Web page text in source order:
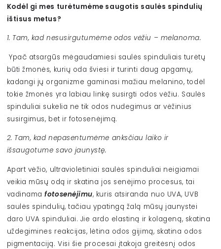
Kodėl gi mes turėtumėme saugotis saulės spindulių
ištisus metus?
1. Tam, kad nesusirgutumėme odos vėžiu – melanoma.
Ypač atsargūs mėgaudamiesi saulės spinduliais turėtų
būti žmonės, kurių oda šviesi ir turinti daug apgamų,
kadangi jų organizme gaminasi mažiau melanino, todėl
tokie žmonės yra labiau linkę susirgti odos vėžiu. Saulės
spinduliai sukelia ne tik odos nudegimus ar vėžinius
susirgimus, bet ir fotosenėjimą.
2. Tam, kad nepasentumėme anksčiau laiko ir
išsaugotume savo jaunystę.
Apart vėžio, ultravioletiniai saulės spinduliai neigiamai
veikia mūsų odą ir skatina jos senėjimo procesus, tai
vadinamafotosenėjimu, kuris atsiranda nuo UVA, UVB
saulės spindulių, tačiau ypatingą žalą mūsų jaunystei
daro UVA spinduliai. Jie ardo elastiną ir kolageną, skatina
uždegimines reakcijas, lėtina odos gijimą, skatina odos
pigmentaciją. Visi šie procesai įtakoja greitėsnį odos